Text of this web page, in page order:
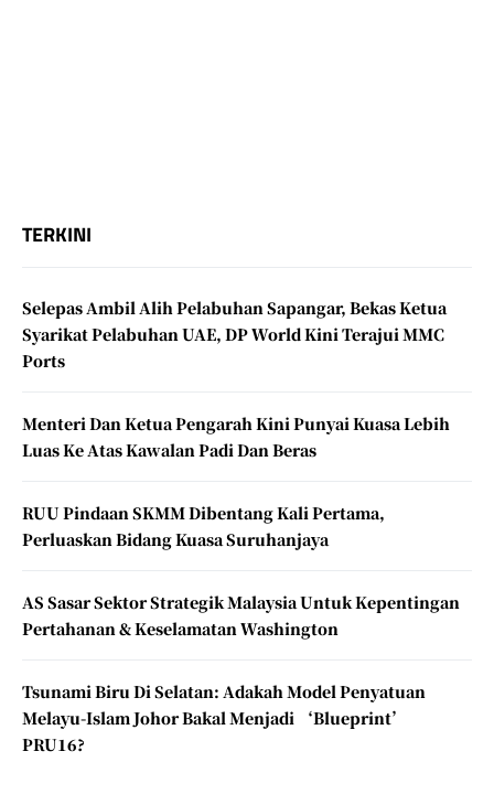
TERKINI
Selepas Ambil Alih Pelabuhan Sapangar, Bekas Ketua
Syarikat Pelabuhan UAE, DP World Kini Terajui MMC
Ports
Menteri Dan Ketua Pengarah Kini Punyai Kuasa Lebih
Luas Ke Atas Kawalan Padi Dan Beras
RUU Pindaan SKMM Dibentang Kali Pertama,
Perluaskan Bidang Kuasa Suruhanjaya
AS Sasar Sektor Strategik Malaysia Untuk Kepentingan
Pertahanan & Keselamatan Washington
Tsunami Biru Di Selatan: Adakah Model Penyatuan
Melayu-Islam Johor Bakal Menjadi ‘Blueprint’
PRU16?